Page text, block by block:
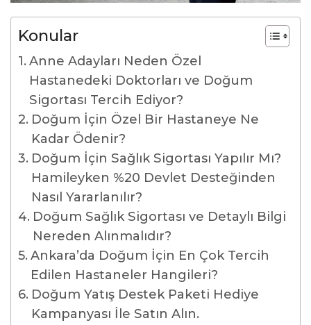
Konular
Anne Adayları Neden Özel
Hastanedeki Doktorları ve Doğum
Sigortası Tercih Ediyor?
Doğum İçin Özel Bir Hastaneye Ne
Kadar Ödenir?
Doğum İçin Sağlık Sigortası Yapılır Mı?
Hamileyken %20 Devlet Desteğinden
Nasıl Yararlanılır?
Doğum Sağlık Sigortası ve Detaylı Bilgi
Nereden Alınmalıdır?
Ankara’da Doğum İçin En Çok Tercih
Edilen Hastaneler Hangileri?
Doğum Yatış Destek Paketi Hediye
Kampanyası İle Satın Alın.